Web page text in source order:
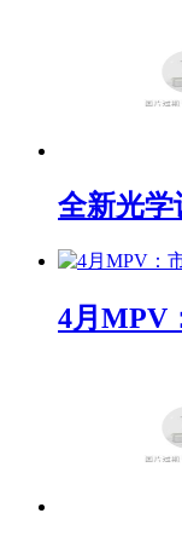
全新光学
4月MPV